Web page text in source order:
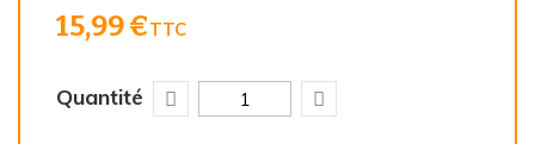
15,99 €TTC
Quantité